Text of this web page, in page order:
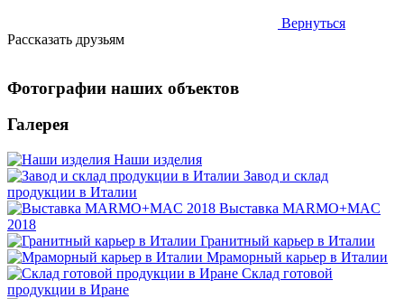
Вернуться
Рассказать друзьям
Фотографии наших объектов
Галерея
Наши изделия
Завод и склад
продукции в Италии
Выставка MARMO+MAC
2018
Гранитный карьер в Италии
Мраморный карьер в Италии
Склад готовой
продукции в Иране